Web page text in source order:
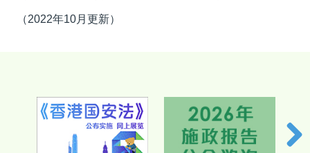
（2022年10月更新）